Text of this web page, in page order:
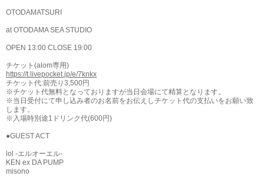
OTODAMATSURI
at OTODAMA SEA STUDIO
OPEN 13:00 CLOSE 19:00
チケット(alom専用)
https://t.livepocket.jp/e/7knkx
チケット代:前売り3,500円
※チケット代無料となっておりますが当日会場にて精算となります。
※当日受付にて申し込み者のお名前をお伝えしチケット代の支払いをお願い致
します。
※入場時別途1ドリンク代(600円)
●GUEST ACT
lol -エルオーエル-
KEN ex DA PUMP
misono